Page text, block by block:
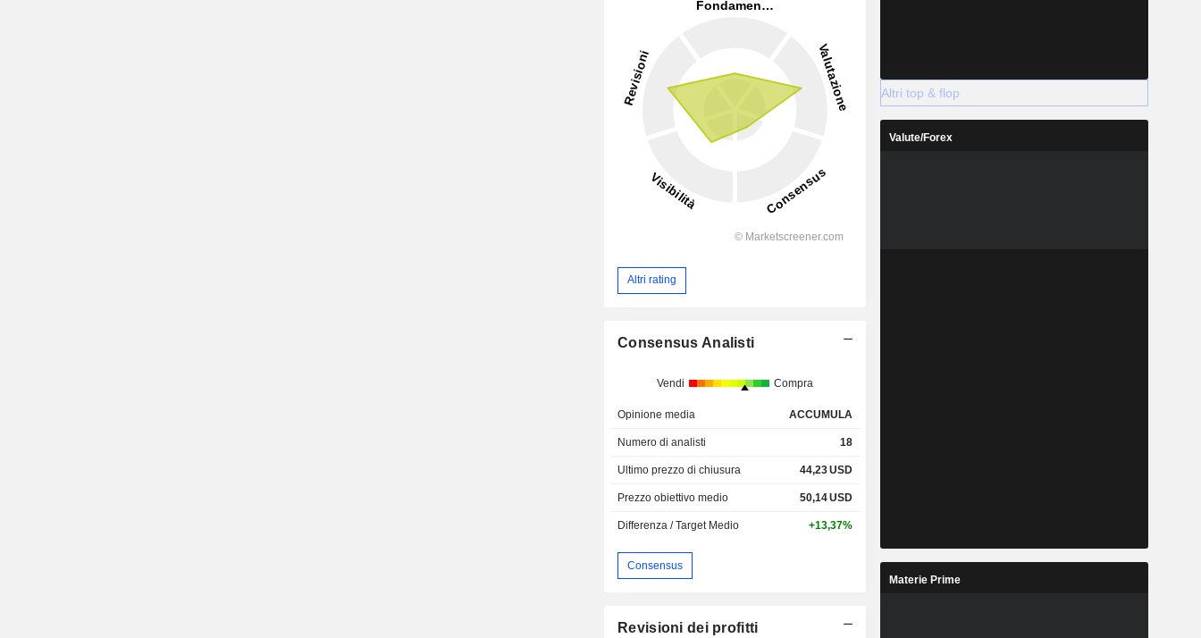
Altri rating
Consensus Analisti
Vendi Compra
Opinione media ACCUMULA
Numero di analisti 18
Ultimo prezzo di chiusura 44,23USD
Prezzo obiettivo medio 50,14USD
Differenza / Target Medio +13,37%
Consensus
Revisioni dei profitti
Altri top & flop
Valute/Forex
Materie Prime